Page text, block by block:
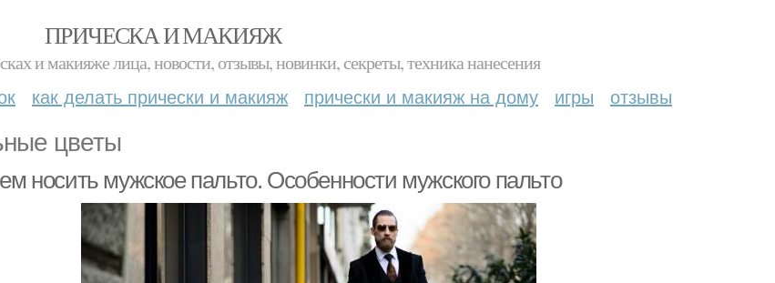
ПРИЧЕСКА И МАКИЯЖ
и макияже лица, новости, отзывы, новинки, секреты, техника нанесения
как делать прически и макияж прически и макияж на дому игры отзывы
цветы
носить мужское пальто. Особенности мужского пальто